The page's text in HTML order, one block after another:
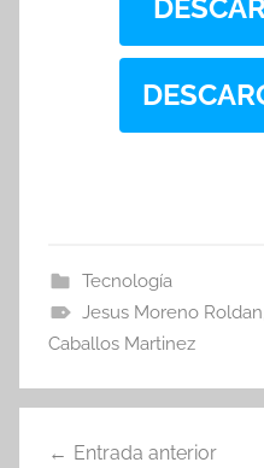
Tecnología
Jesus Moreno Roldan
Caballos Martinez
Entrada anterior